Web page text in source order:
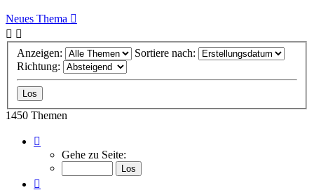
Neues Thema
Anzeigen:
Sortiere nach:
Richtung:
1450 Themen
von
Gehe zu Seite: